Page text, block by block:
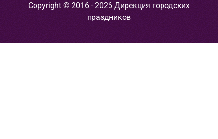
Copyright © 2016 - 2026 Дирекция городских
праздников